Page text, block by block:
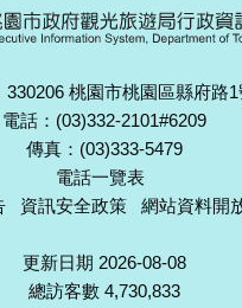
330206 桃園市桃園區縣府路1
電話：(03)332-2101#6209
傳真：(03)333-5479
電話一覽表
資訊安全政策 網站資料開
更新日期 2026-08-08
總訪客數 4,730,833